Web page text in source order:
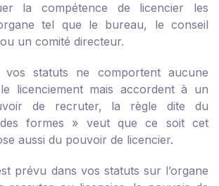
la compétence de licencier les
tel que le bureau, le conseil
un comité directeur.
statuts ne comportent aucune
licenciement mais accordent à un
de recruter, la règle dite du
des formes » veut que ce soit cet
aussi du pouvoir de licencier.
prévu dans vos statuts sur l’organe